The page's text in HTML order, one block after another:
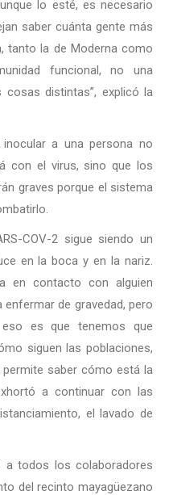
lo esté, es necesario
saber cuánta gente más
tanto la de Moderna como
funcional, no una
cosas distintas”, explicó la
a una persona no
con el virus, sino que los
graves porque el sistema
COV-2 sigue siendo un
en la boca y en la nariz.
en contacto con alguien
de gravedad, pero
es que tenemos que
siguen las poblaciones,
saber cómo está la
a continuar con las
el lavado de
a todos los colaboradores
del recinto mayagüezano